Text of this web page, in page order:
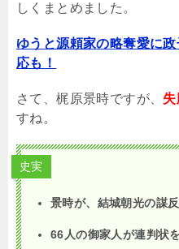
しくまとめました。
ゆうと源頼家の略奪愛に
応も！
さて、梶原景時ですが、
すね。
史実
景時が、結城朝光の謀
66人の御家人が連判状